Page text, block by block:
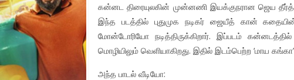
கன்னட திரையுலகின் முன்னணி இயக்குநரான ஜெய
இந்த படத்தில் புதுமுக நடிகர் ஜையீத் கான்
மோன்டோரியோ நடித்திருக்கிறார். இப்படம்
மொழியிலும் வெளியாகிறது. இதில் இடம்பெற்ற ‘மாய
அந்த பாடல் வீடியோ: